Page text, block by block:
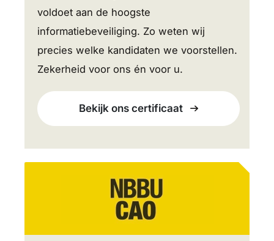
voldoet aan de hoogste
informatiebeveiliging. Zo weten wij
precies welke kandidaten we voorstellen.
Zekerheid voor ons én voor u.
Bekijk ons certificaat